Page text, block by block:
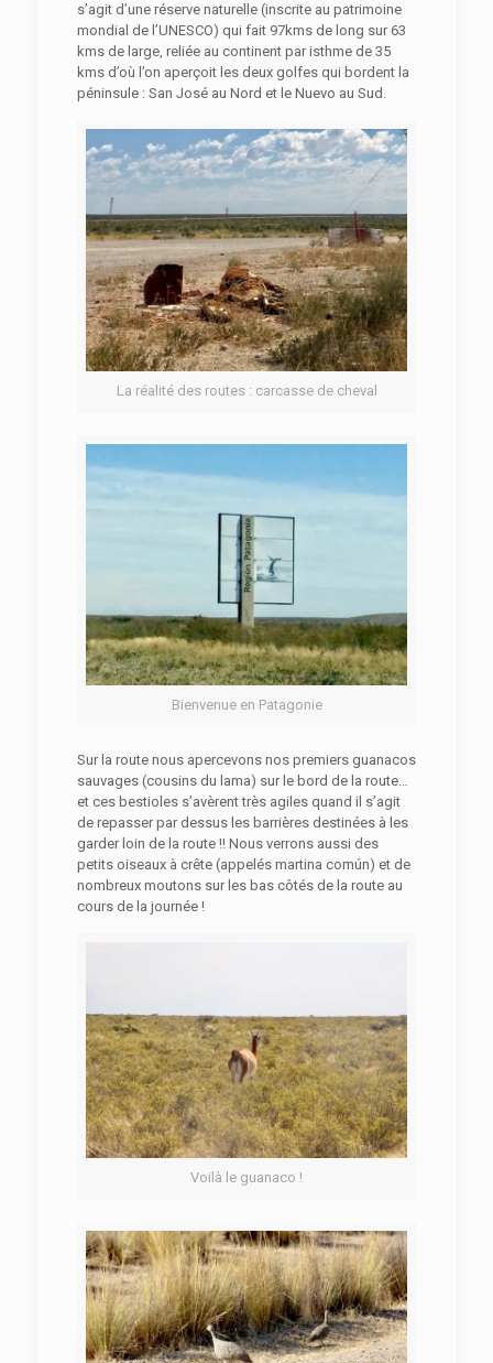
s’agit d’une réserve naturelle (inscrite au patrimoine
mondial de l’UNESCO) qui fait 97kms de long sur 63
kms de large, reliée au continent par isthme de 35
kms d’où l’on aperçoit les deux golfes qui bordent la
péninsule : San José au Nord et le Nuevo au Sud.
La réalité des routes : carcasse de cheval
Bienvenue en Patagonie
Sur la route nous apercevons nos premiers guanacos
sauvages (cousins du lama) sur le bord de la route…
et ces bestioles s’avèrent très agiles quand il s’agit
de repasser par dessus les barrières destinées à les
garder loin de la route !! Nous verrons aussi des
petits oiseaux à crête (appelés martina común) et de
nombreux moutons sur les bas côtés de la route au
cours de la journée !
Voilà le guanaco !